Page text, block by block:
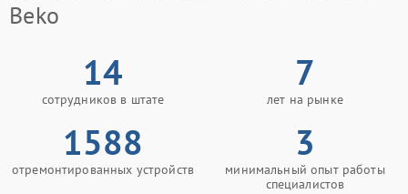
Beko
14
сотрудников в штате
7
лет на рынке
1588
отремонтированных устройств
3
минимальный опыт работы
специалистов